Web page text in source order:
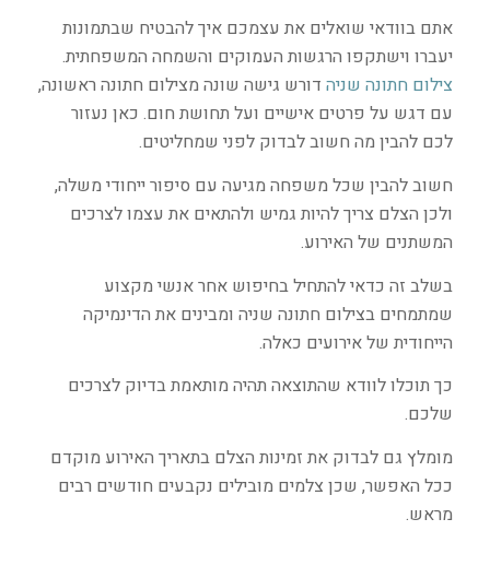
אתם בוודאי שואלים את עצמכם איך להבטיח שבתמונות
יעברו וישתקפו הרגשות העמוקים והשמחה המשפחתית.
צילום חתונה שניהדורש גישה שונה מצילום חתונה ראשונה,
עם דגש על פרטים אישיים ועל תחושת חום. כאן נעזור
לכם להבין מה חשוב לבדוק לפני שמחליטים.
חשוב להבין שכל משפחה מגיעה עם סיפור ייחודי משלה,
ולכן הצלם צריך להיות גמיש ולהתאים את עצמו לצרכים
המשתנים של האירוע.
בשלב זה כדאי להתחיל בחיפוש אחר אנשי מקצוע
שמתמחים בצילום חתונה שניה ומבינים את הדינמיקה
הייחודית של אירועים כאלה.
כך תוכלו לוודא שהתוצאה תהיה מותאמת בדיוק לצרכים
שלכם.
מומלץ גם לבדוק את זמינות הצלם בתאריך האירוע מוקדם
ככל האפשר, שכן צלמים מובילים נקבעים חודשים רבים
מראש.